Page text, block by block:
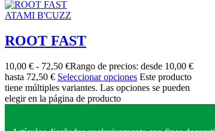
ATAMI B'CUZZ
ROOT FAST
10,00 € - 72,50 €Rango de precios: desde 10,00 €
hasta 72,50 € Seleccionar opciones Este producto
tiene múltiples variantes. Las opciones se pueden
elegir en la página de producto